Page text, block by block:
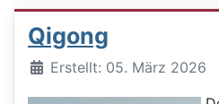
Qigong
DetailsErstellt: 05. März 2026